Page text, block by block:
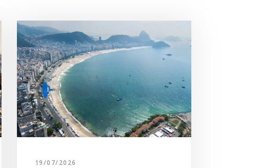
19/07/2026